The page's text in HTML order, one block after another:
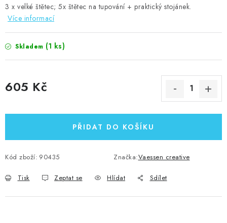
3 x velké štětec; 5x štětec na tupování + praktický stojánek.
Více informací
Skladem (1 ks)
605 Kč
PŘIDAT DO KOŠÍKU
Kód zboží: 90435 Značka:Vaessen creative
Tisk Zeptat se Hlídat Sdílet